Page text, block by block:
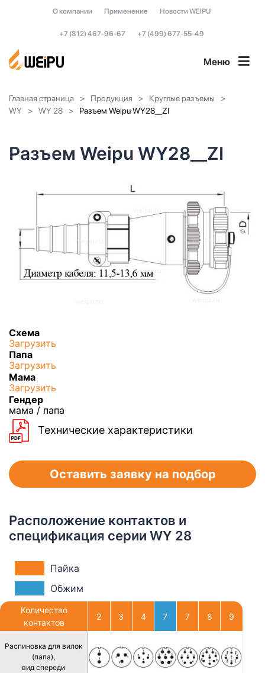
О компании Применение Новости WEIPU
+7 (812) 467-96-67 +7 (499) 677-55-49
Меню
Главная страница Продукция
Круглые разъемы
WY
WY 28 Разъем Weipu WY28__ZI
Разъем Weipu WY28__ZI
Схема
Загрузить
Папа
Загрузить
Мама
Загрузить
Гендер
мама / папа
Технические характеристики
Оставить заявку на подбор
Расположение контактов и
спецификация серии WY 28
Пайка
Обжим
Количество
контактов
Распиновка для вилок
(папа),
вид спереди
2 3 4 7 7 8 9